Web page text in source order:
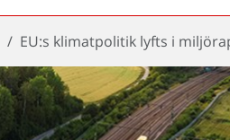
EU:s klimatpolitik lyfts i